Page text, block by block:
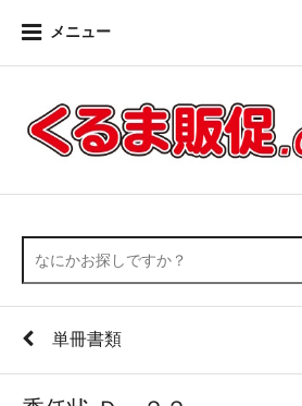
メニュー
単冊書類